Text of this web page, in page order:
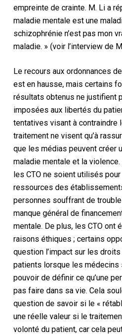
empreinte de crainte. M. Li a
maladie mentale est une
schizophrénie n’est pas mon
maladie. » (voir l’interview de
Le recours aux ordonnances
est en hausse, mais certains
résultats obtenus ne justifient
imposées aux libertés du
tentatives visant à contraindre
traitement ne visent qu’à
que les médias peuvent créer
maladie mentale et la
les CTO ne soient utilisés
ressources des
personnes souffrant de
manque général de
mentale. De plus, les CTO ont
raisons éthiques ; certains
question l’impact sur les
patients lorsque les médecins
pouvoir de définir ce qu’une
pas faire dans sa vie. Cela
question de savoir si le «
une réelle valeur si le
volonté du patient, car cela